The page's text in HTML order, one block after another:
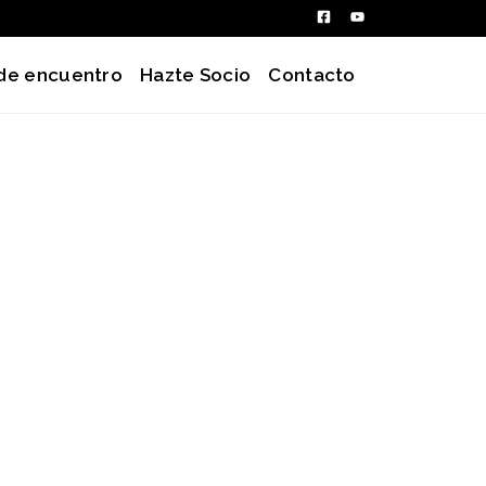
encuentro Hazte Socio Contacto